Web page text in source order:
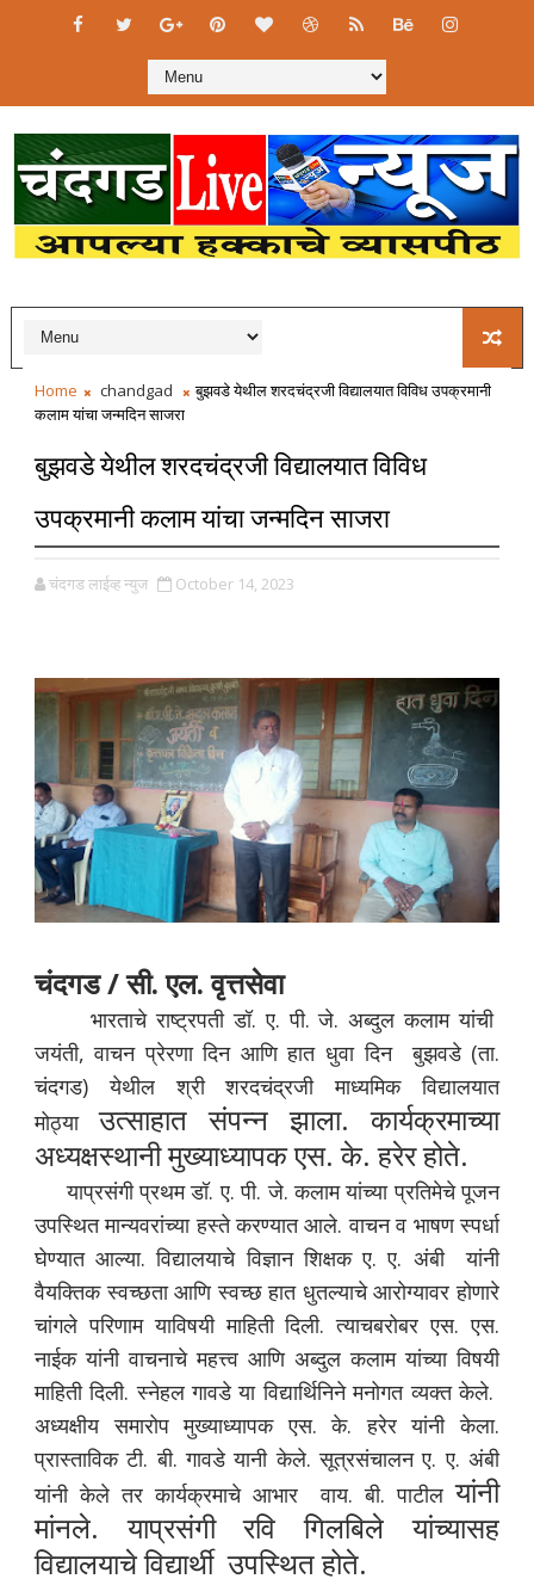
Home chandgad
बुझवडे येथील शरदचंद्रजी विद्यालयात विविध उपक्रमानी
कलाम यांचा जन्मदिन साजरा
बुझवडे येथील शरदचंद्रजी विद्यालयात विविध
उपक्रमानी कलाम यांचा जन्मदिन साजरा
चंदगड लाईव्ह न्युज October 14, 2023
चंदगड / सी. एल. वृत्तसेवा
भारताचे राष्ट्रपती डॉ. ए. पी. जे. अब्दुल कलाम यांची
जयंती, वाचन प्रेरणा दिन आणि हात धुवा दिन बुझवडे (ता.
चंदगड) येथील श्री शरदचंद्रजी माध्यमिक विद्यालयात
मोठ्याउत्साहात संपन्न झाला. कार्यक्रमाच्या
अध्यक्षस्थानी मुख्याध्यापक एस. के. हरेर होते.
याप्रसंगी प्रथम डॉ. ए. पी. जे. कलाम यांच्या प्रतिमेचे पूजन
उपस्थित मान्यवरांच्या हस्ते करण्यात आले. वाचन व भाषण स्पर्धा
घेण्यात आल्या. विद्यालयाचे विज्ञान शिक्षक ए. ए. अंबी यांनी
वैयक्तिक स्वच्छता आणि स्वच्छ हात धुतल्याचे आरोग्यावर होणारे
चांगले परिणाम याविषयी माहिती दिली. त्याचबरोबर एस. एस.
नाईक यांनी वाचनाचे महत्त्व आणि अब्दुल कलाम यांच्या विषयी
माहिती दिली. स्नेहल गावडे या विद्यार्थिनिने मनोगत व्यक्त केले.
अध्यक्षीय समारोप मुख्याध्यापक एस. के. हरेर यांनी केला.
प्रास्ताविक टी. बी. गावडे यानी केले. सूत्रसंचालन ए. ए. अंबी
यांनी केले तर कार्यक्रमाचे आभार वाय. बी. पाटीलयांनी
मांनले. याप्रसंगी रवि गिलबिले यांच्यासह
विद्यालयाचे विद्यार्थी उपस्थित होते.